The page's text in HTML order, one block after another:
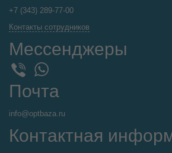
+7 (343) 289-77-00
Контакты сотрудников
Мессенджеры
WhatsApp
Почта
info@optbaza.ru
Контактная